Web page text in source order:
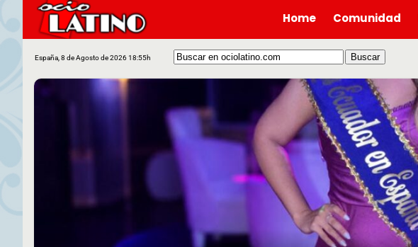
Home Comunidad
España, 8 de Agosto de 2026 18:55h